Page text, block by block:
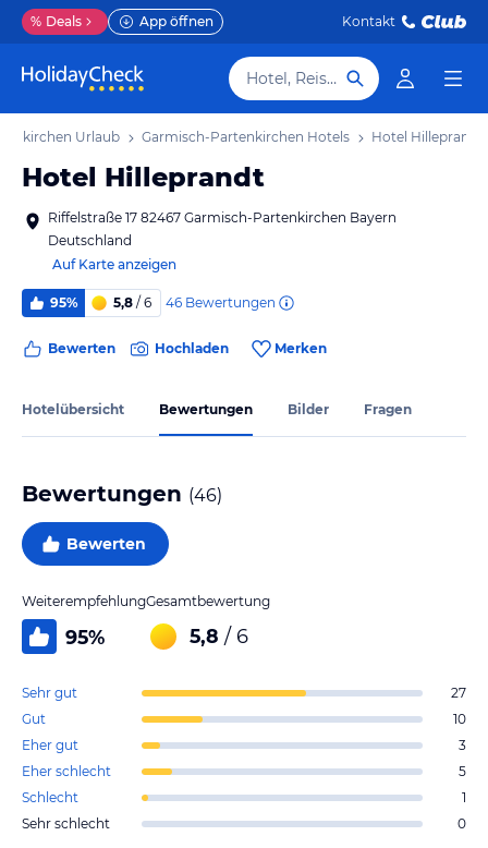
% Deals App öffnen Kontakt
Hotel, Reiseziel
Urlaub Garmisch-Partenkirchen Hotels Hotel Hilleprandt
Hotel Hilleprandt
Riffelstraße 17 82467 Garmisch-Partenkirchen Bayern
Deutschland
Auf Karte anzeigen
95% 5,8 / 6 46 Bewertungen
Bewerten Hochladen Merken
Hotelübersicht Bewertungen Bilder Fragen
Bewertungen (46)
Bewerten
Weiterempfehlung
95%
Gesamtbewertung
5,8 / 6
Sehr gut
27
Gut
10
Eher gut
3
Eher schlecht
5
Schlecht
1
Sehr schlecht
0